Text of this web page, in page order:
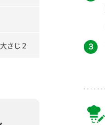
大さじ２ ３